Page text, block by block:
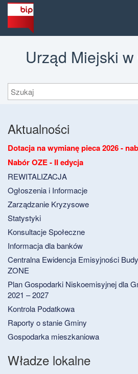
Urząd Miejski
Szukaj
Aktualności
Dotacja na wymianę pieca 2026 -
Nabór OZE - II edycja
REWITALIZACJA
Ogłoszenia i Informacje
Zarządzanie Kryzysowe
Statystyki
Konsultacje Społeczne
Informacja dla banków
Centralna Ewidencja Emisyjności
ZONE
Plan Gospodarki Niskoemisyjnej dla
2021 – 2027
Kontrola Podatkowa
Raporty o stanie Gminy
Gospodarka mieszkaniowa
Władze lokalne